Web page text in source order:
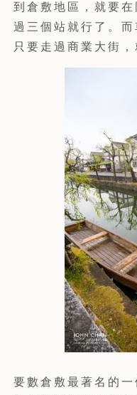
到倉敷地區，就要
過三個站就行了。而
只要走過商業大街
要數倉敷最著名的